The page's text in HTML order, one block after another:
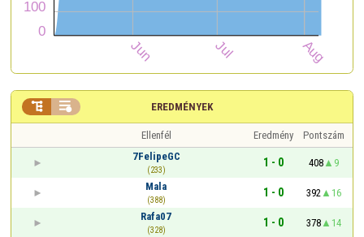
EREDMÉNYEK
 
Ellenfél Eredmény
Pontszám
7FelipeGC
(233)
1 - 0 408
9
Mala
(388)
1 - 0 392
16
Rafa07
(328)
1 - 0 378
14